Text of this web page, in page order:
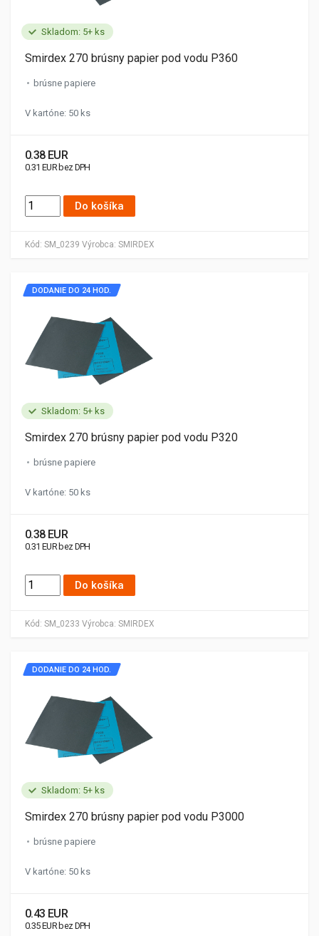
Skladom: 5+ ks
Kód: SM_0239 Výrobca: SMIRDEX
Smirdex 270 brúsny papier pod vodu P360
brúsne papiere
V kartóne: 50 ks
0.38 EUR
0.31 EUR bez DPH
Do košíka
Skladom: 5+ ks
Kód: SM_0233 Výrobca: SMIRDEX
DODANIE DO 24 HOD.
Smirdex 270 brúsny papier pod vodu P320
brúsne papiere
V kartóne: 50 ks
0.38 EUR
0.31 EUR bez DPH
Do košíka
Skladom: 5+ ks
DODANIE DO 24 HOD.
Smirdex 270 brúsny papier pod vodu P3000
brúsne papiere
V kartóne: 50 ks
0.43 EUR
0.35 EUR bez DPH